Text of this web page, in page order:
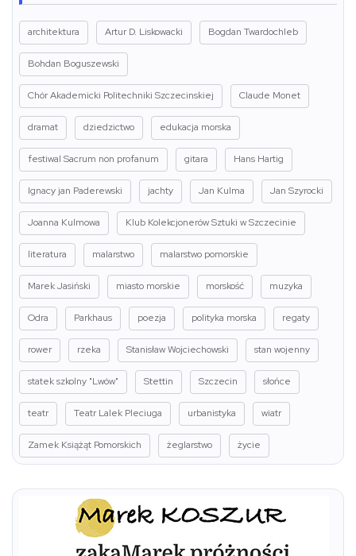
architektura Artur D. Liskowacki Bogdan Twardochleb
Bohdan Boguszewski
Chór Akademicki Politechniki Szczecinskiej Claude Monet
dramat dziedzictwo edukacja morska
festiwal Sacrum non profanum gitara Hans Hartig
Ignacy jan Paderewski jachty Jan Kulma Jan Szyrocki
Joanna Kulmowa Klub Kolekcjonerów Sztuki w Szczecinie
literatura malarstwo malarstwo pomorskie
Marek Jasiński miasto morskie morskość muzyka
Odra Parkhaus poezja polityka morska regaty
rower rzeka Stanisław Wojciechowski stan wojenny
statek szkolny "Lwów" Stettin Szczecin słońce
teatr Teatr Lalek Pleciuga urbanistyka wiatr
Zamek Książąt Pomorskich żeglarstwo życie